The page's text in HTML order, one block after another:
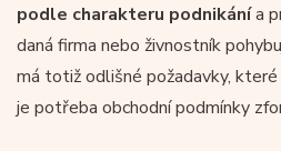
podle charakteru podnikánía
daná firma nebo živnostník
má totiž odlišné požadavky,
je potřeba obchodní podmínky